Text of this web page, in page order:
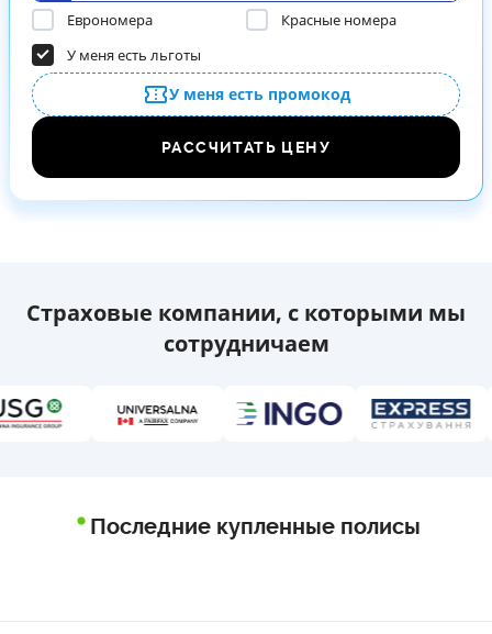
У меня есть промокод
Еврономера
Красные номера
У меня есть льготы
РАССЧИТАТЬ ЦЕНУ
Страховые компании, с которыми мы
сотрудничаем
Последние купленные полисы